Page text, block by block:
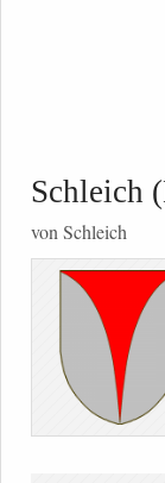
Schleich
von Schleich